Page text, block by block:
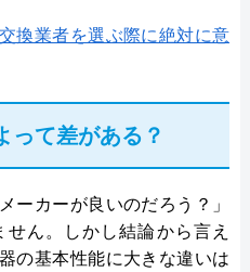
換業者を選ぶ際に絶対に意
って差がある？
ーカーが良いのだろう？」
ん。しかし結論から言え
の基本性能に大きな違いは